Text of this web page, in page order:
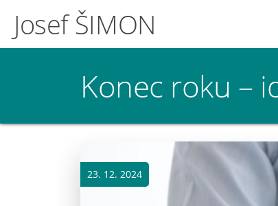
Josef ŠIMON
Konec roku –
23. 12. 2024